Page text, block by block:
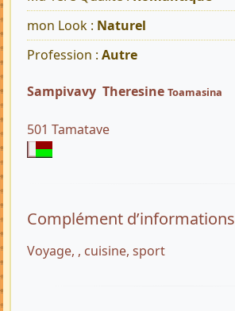
mon Look : Naturel
Profession : Autre
Sampivavy Theresine Toamasina
501 Tamatave
Complément d’informations
Voyage, , cuisine, sport